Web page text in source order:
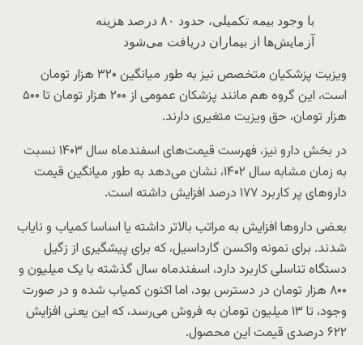
با وجود بیمه تکمیلی، حدود ۸۰ درصد هزینه
آزمایش‌ها از بیماران دریافت می‌شود
ویزیت پزشکیان متخصص نیز به طور میانگین ۳۲۰ هزار تومان
است، این گروه هم مانند پزشکان عمومی از ۲۰۰ هزار تومان تا ۵۰۰
هزار تومان، حق ویزیت متغیری دارند.
در بخش دارو نیز، فهرست قیمت‌های اسفندماه سال ۱۴۰۳ نسبت
به زمان مشابه سال ۱۴۰۲، نشان می‌دهد به طور میانگین قیمت
داروهای پر کاربرد ۱۷۷ درصد افزایش داشته است.
بعضی داروها افزایش به مراتب بالاتر داشته یا اساسا کمیاب و نایاب
شدند. برای نمونه واکسن گارداسیل، که برای پیشگیری از زگیل
دستگاه تناسلی کاربرد دارد، اسفندماه سال گذشته با یک میلیون و
۸۰۰ هزار تومان در دسترس بود، اما اکنون کمیاب شده و در صورت
وجود، تا ۱۳ میلیون تومان به فروش می‌رسد، که این یعنی افزایش
۶۲۲ درصدی قیمت این محصول.